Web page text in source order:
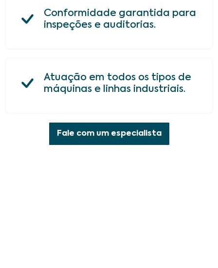
Conformidade garantida para
inspeções e auditorias.
Atuação em todos os tipos de
máquinas e linhas industriais.
Fale com um especialista